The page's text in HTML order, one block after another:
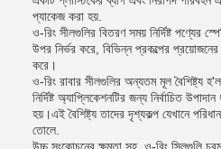
প্যাকেজ করা হয়.
ও-রিং সীলগুলির বিতরণ সময় নির্দিষ্ট পণ্যের
উপর নির্ভর করে, বিভিন্ন প্রকল্পের
করে।
ও-রিং রাবার সীলগুলির অন্যতম মূল বৈশিষ্ট্য
নির্দিষ্ট অ্যাপ্লিকেশনটির জন্য নির্বাচিত
হয়।এই বৈশিষ্ট্য তাদের দৃশ্যকল্প যেখানে
তোলে.